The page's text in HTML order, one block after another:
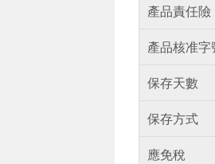
產品責任險
產品核准字
保存天數
保存方式
應免稅